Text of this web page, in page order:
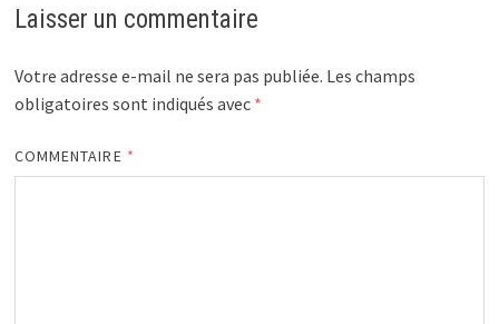
Laisser un commentaire
Votre adresse e-mail ne sera pas publiée. Les champs
obligatoires sont indiqués avec *
COMMENTAIRE *